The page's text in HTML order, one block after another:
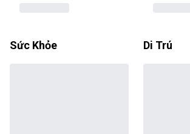
Sức Khỏe Di Trú